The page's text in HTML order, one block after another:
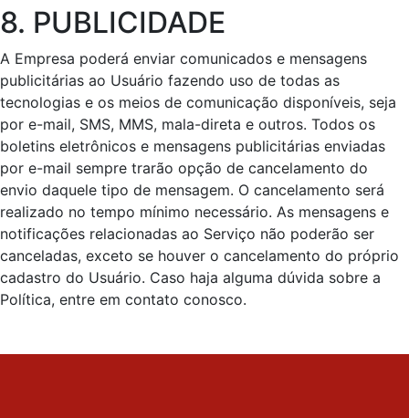
8. PUBLICIDADE
A Empresa poderá enviar comunicados e mensagens
publicitárias ao Usuário fazendo uso de todas as
tecnologias e os meios de comunicação disponíveis, seja
por e-mail, SMS, MMS, mala-direta e outros. Todos os
boletins eletrônicos e mensagens publicitárias enviadas
por e-mail sempre trarão opção de cancelamento do
envio daquele tipo de mensagem. O cancelamento será
realizado no tempo mínimo necessário. As mensagens e
notificações relacionadas ao Serviço não poderão ser
canceladas, exceto se houver o cancelamento do próprio
cadastro do Usuário. Caso haja alguma dúvida sobre a
Política, entre em contato conosco.